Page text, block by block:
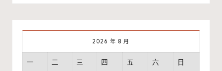
2026 年 8 月
一 二 三 四 五 六 日